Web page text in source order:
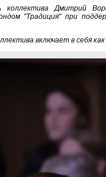
коллектива Дмитрий
"Традиция" при
включает в себя